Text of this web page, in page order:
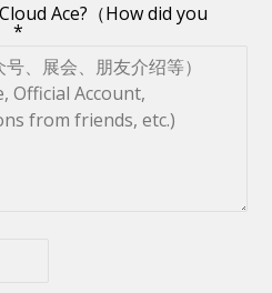
Ace?（How did you
*